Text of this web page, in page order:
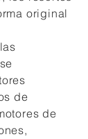
original
de
de